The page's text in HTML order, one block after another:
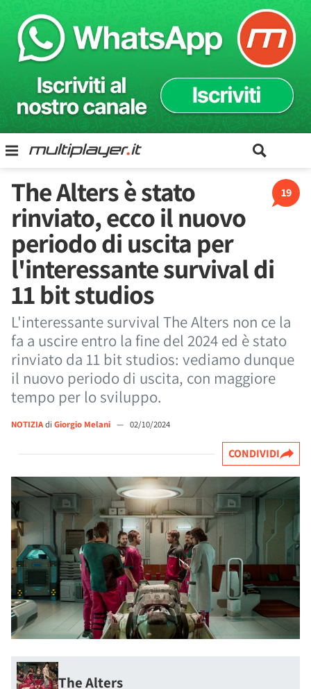
19
The Alters è stato
rinviato, ecco il nuovo
periodo di uscita per
l'interessante survival di
11 bit studios
L'interessante survival The Alters non ce la
fa a uscire entro la fine del 2024 ed è stato
rinviato da 11 bit studios: vediamo dunque
il nuovo periodo di uscita, con maggiore
tempo per lo sviluppo.
NOTIZIAdi Giorgio Melani — 02/10/2024
CONDIVIDI
The Alters